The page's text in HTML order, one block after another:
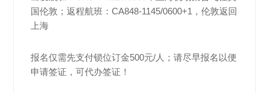
国伦敦；返程航班：CA848-1145/0600+1，伦敦返回
上海
报名仅需先支付锁位订金500元/人；请尽早报名以便
申请签证，可代办签证！